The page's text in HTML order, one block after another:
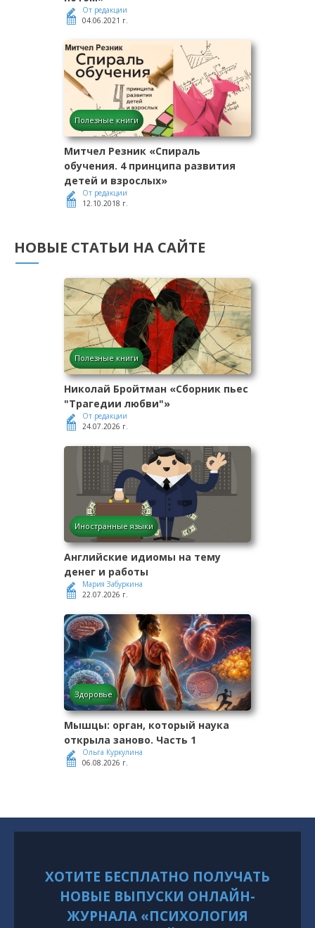
От редакции
04.06.2021 г.
Полезные книги
Митчел Резник «Спираль
обучения. 4 принципа развития
детей и взрослых»
От редакции
12.10.2018 г.
НОВЫЕ СТАТЬИ НА САЙТЕ
Полезные книги
Николай Бройтман «Сборник пьес
"Трагедии любви"»
От редакции
24.07.2026 г.
Иностранные языки
Английские идиомы на тему
денег и работы
Мария Забуркина
22.07.2026 г.
Здоровье
Мышцы: орган, который наука
открыла заново. Часть 1
Ольга Куркулина
06.08.2026 г.
ХОТИТЕ БЕСПЛАТНО ПОЛУЧАТЬ
НОВЫЕ ВЫПУСКИ ОНЛАЙН-
ЖУРНАЛА «ПСИХОЛОГИЯ